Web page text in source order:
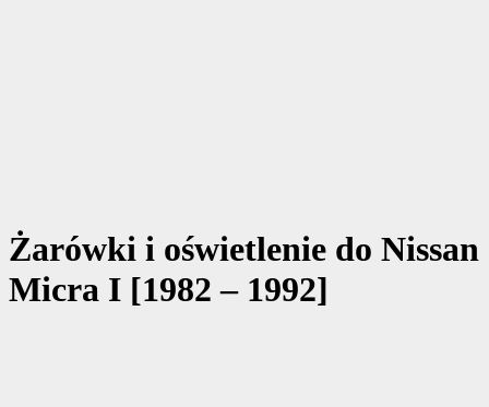
Żarówki i oświetlenie do Nissan
Micra I [1982 – 1992]